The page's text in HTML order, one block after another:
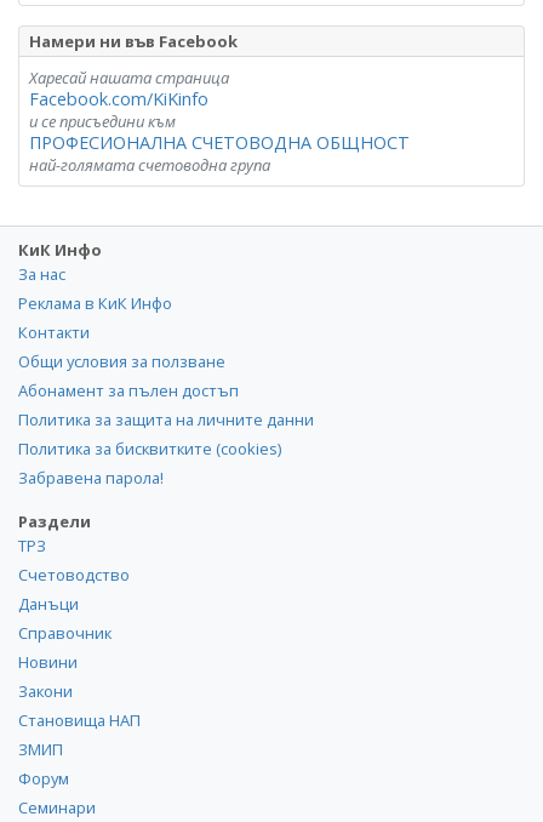
Намери ни във Facebook
Харесай нашата страница
Facebook.com/KiKinfo
и се присъедини към
ПРОФЕСИОНАЛНА СЧЕТОВОДНА ОБЩНОСТ
най-голямата счетоводна група
КиК Инфо
За нас
Реклама в КиК Инфо
Контакти
Общи условия за ползване
Абонамент за пълен достъп
Политика за защита на личните данни
Политика за бисквитките (cookies)
Забравена парола!
Раздели
ТРЗ
Счетоводство
Данъци
Справочник
Новини
Закони
Становища НАП
ЗМИП
Форум
Семинари